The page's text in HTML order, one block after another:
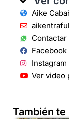
Aike
Facebook
Instagram
Ver video
También